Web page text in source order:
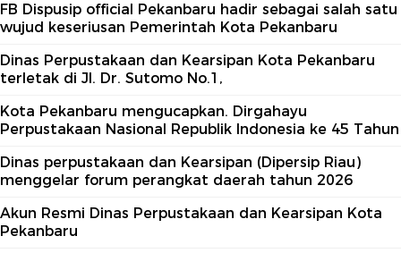
FB Dispusip official Pekanbaru hadir sebagai salah satu
wujud keseriusan Pemerintah Kota Pekanbaru
Dinas Perpustakaan dan Kearsipan Kota Pekanbaru
terletak di Jl. Dr. Sutomo No.1,
Kota Pekanbaru mengucapkan. Dirgahayu
Perpustakaan Nasional Republik Indonesia ke 45 Tahun
Dinas perpustakaan dan Kearsipan (Dipersip Riau)
menggelar forum perangkat daerah tahun 2026
Akun Resmi Dinas Perpustakaan dan Kearsipan Kota
Pekanbaru